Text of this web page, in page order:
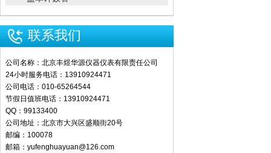
联系我们
公司名称：北京丰煜华源仪器仪表有限责任公司
24小时服务电话：13910924471
公司电话：010-65264544
节假日值班电话：13910924471
QQ：99133400
公司地址：北京市大兴区盛顺街20号
邮编：100078
邮箱：yufenghuayuan@126.com